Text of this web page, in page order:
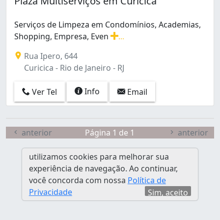
Curicica (1)
Engenho de Dentro (1)
Flamengo (1)
Gardênia Azul (1)
Guadalupe (1)
Inhaúma (1)
Irajá (1)
Jardim Sulacap (1)
Lins de Vasconcelos (1)
Pavuna (1)
Penha (1)
Penha Circular (1)
Piedade (2)
Serviços de Limpeza em Condomínios, Academias,
Shopping, Empresa, Even
Rua Ipero, 644
Curicica - Rio de Janeiro - RJ
Ver Tel Info Email
anterior Página 1 de 1 anterior
utilizamos cookies para melhorar sua
experiência de navegação. Ao continuar,
você concorda com nossa Política de
Privacidade
Sim, aceito